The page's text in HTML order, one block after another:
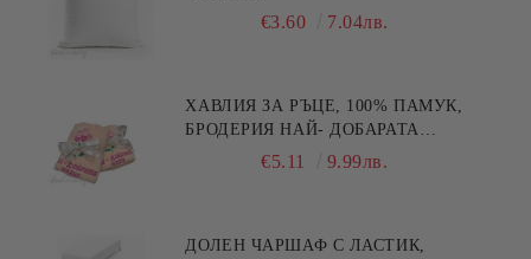
€3.60 7.04лв.
ХАВЛИЯ ЗА РЪЦЕ, 100% ПАМУК,
БРОДЕРИЯ НАЙ- ДОБАРАТА
МАЙКА/БАБА , РАЗМЕР:
€5.11 9.99лв.
ДОЛЕН ЧАРШАФ С ЛАСТИК,